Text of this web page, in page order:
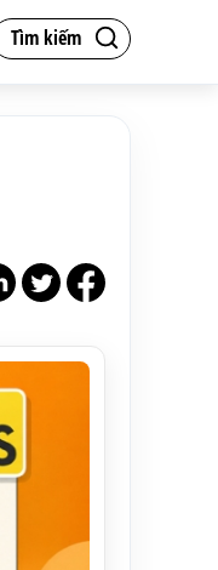
Tìm kiếm